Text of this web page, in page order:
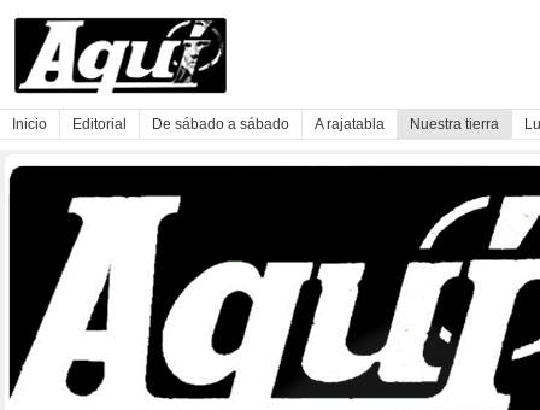
Inicio Editorial De sábado a sábado A rajatabla Nuestra tierra